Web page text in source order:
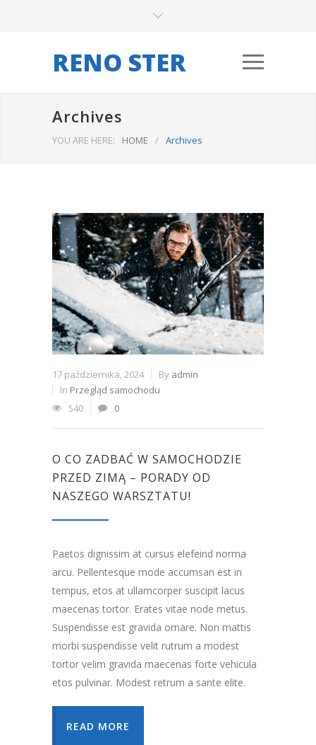
RENO STER
Archives
YOU ARE HERE: HOME / Archives
17 października, 2024 By admin
In Przegląd samochodu
540
0
O CO ZADBAĆ W SAMOCHODZIE
PRZED ZIMĄ – PORADY OD
NASZEGO WARSZTATU!
Paetos dignissim at cursus elefeind norma
arcu. Pellentesque mode accumsan est in
tempus, etos at ullamcorper suscipit lacus
maecenas tortor. Erates vitae node metus.
Suspendisse est gravida ornare. Non mattis
morbi suspendisse velit rutrum a modest
tortor velim gravida maecenas forte vehicula
etos pulvinar. Modest retrum a sante elite.
READ MORE